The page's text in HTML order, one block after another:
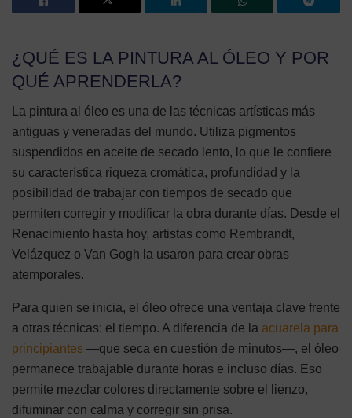
¿QUÉ ES LA PINTURA AL ÓLEO Y POR
QUÉ APRENDERLA?
La pintura al óleo es una de las técnicas artísticas más
antiguas y veneradas del mundo. Utiliza pigmentos
suspendidos en aceite de secado lento, lo que le confiere
su característica riqueza cromática, profundidad y la
posibilidad de trabajar con tiempos de secado que
permiten corregir y modificar la obra durante días. Desde el
Renacimiento hasta hoy, artistas como Rembrandt,
Velázquez o Van Gogh la usaron para crear obras
atemporales.
Para quien se inicia, el óleo ofrece una ventaja clave frente
a otras técnicas: el tiempo. A diferencia de la acuarela para
principiantes —que seca en cuestión de minutos—, el óleo
permanece trabajable durante horas e incluso días. Eso
permite mezclar colores directamente sobre el lienzo,
difuminar con calma y corregir sin prisa.